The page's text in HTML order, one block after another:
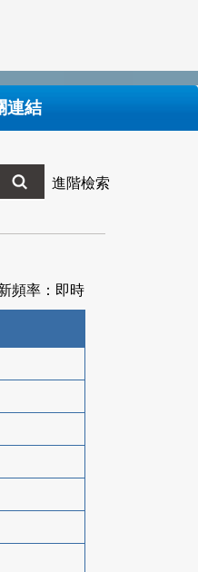
連結
進階檢索
頻率：即時